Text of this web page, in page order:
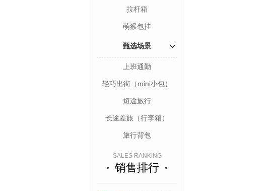
拉杆箱
萌猴包挂
甄选场景
上班通勤
轻巧出街（mini小包）
短途旅行
长途差旅（行李箱）
旅行背包
SALES RANKING
销售排行